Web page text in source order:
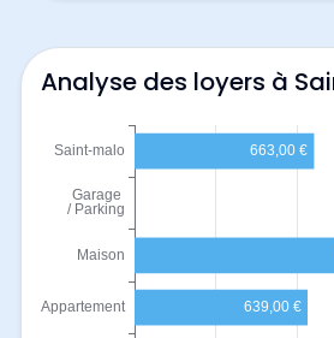
Analyse des loyers à